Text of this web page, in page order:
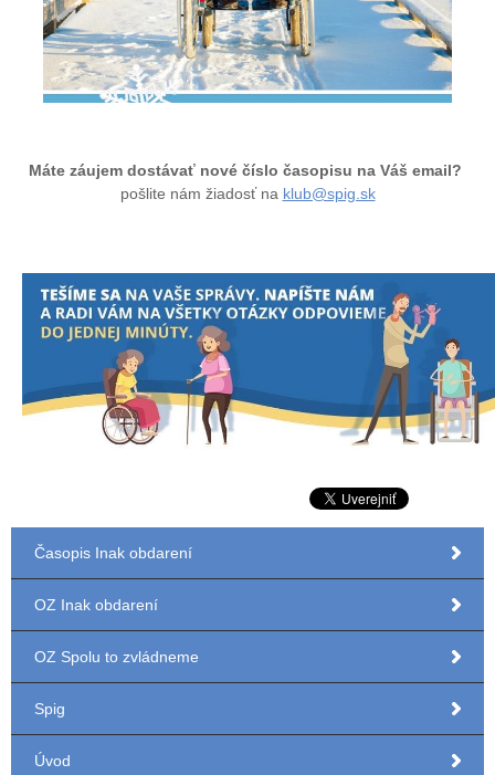
Máte záujem dostávať nové číslo časopisu na Váš email?
pošlite nám žiadosť na klub@spig.sk
Časopis Inak obdarení
OZ Inak obdarení
OZ Spolu to zvládneme
Spig
Úvod